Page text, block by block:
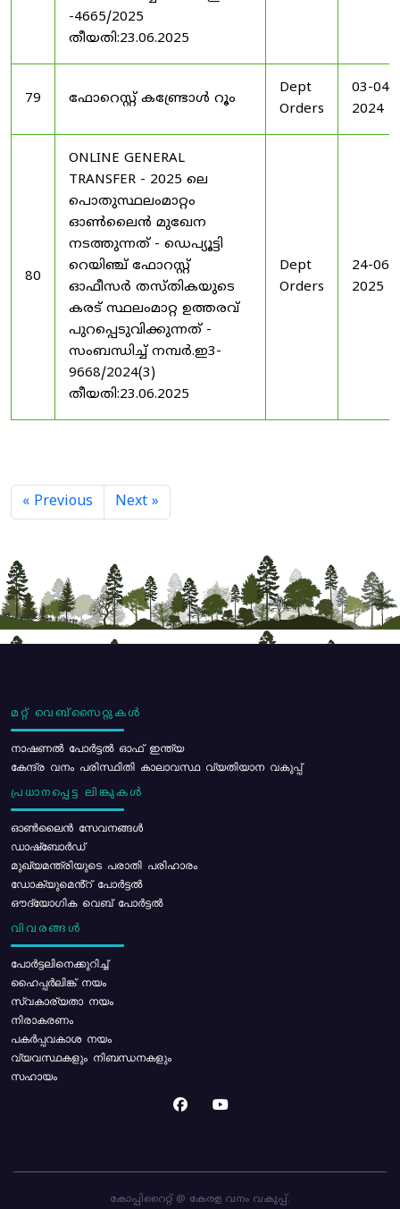
-4665/2025
തീയതി:23.06.2025
79 ഫോറെസ്റ്റ് കണ്ട്രോൾ റൂം
Dept
Orders
03-04-
2024
80
ONLINE GENERAL
TRANSFER - 2025 ലെ
പൊതുസ്ഥലംമാറ്റം
ഓൺലൈൻ മുഖേന
നടത്തുന്നത് - ഡെപ്യൂട്ടി
റെയിഞ്ച് ഫോറസ്റ്റ്
ഓഫീസർ തസ്തികയുടെ
കരട് സ്ഥലംമാറ്റ ഉത്തരവ്
പുറപ്പെടുവിക്കുന്നത് -
സംബന്ധിച്ച് നമ്പർ.ഇ3-
9668/2024(3)
തീയതി:23.06.2025
Dept
Orders
24-06-
2025
« Previous Next »
മറ്റ് വെബ്സൈറ്റുകൾ
നാഷണൽ പോർട്ടൽ ഓഫ് ഇന്ത്യ
കേന്ദ്ര വനം പരിസ്ഥിതി കാലാവസ്ഥ വ്യതിയാന വകുപ്പ്
പ്രധാനപ്പെട്ട ലിങ്കുകൾ
ഓൺലൈൻ സേവനങ്ങൾ
ഡാഷ്ബോർഡ്
മുഖ്യമന്ത്രിയുടെ പരാതി പരിഹാരം
ഡോക്യുമെൻ്റ് പോർട്ടൽ
ഔദ്യോഗിക വെബ് പോർട്ടൽ
വിവരങ്ങൾ
പോര്‍ട്ടലിനെക്കുറിച്ച്
ഹൈപ്പർലിങ്ക് നയം
സ്വകാര്യതാ നയം
നിരാകരണം
പകർപ്പവകാശ നയം
വ്യവസ്ഥകളും നിബന്ധനകളും
സഹായം
കോപ്പിറൈറ്റ് @ കേരള വനം വകുപ്പ്.